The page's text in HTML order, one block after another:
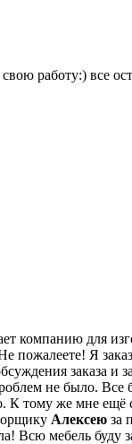
работу:) все
компанию для
пожалеете! Я
заказа и
не было. Все
К тому же мне ещё
Алексею за
Всю мебель буду